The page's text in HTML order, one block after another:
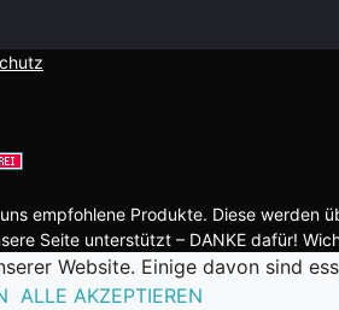
empfohlene Produkte. Diese
Seite unterstützt – DANKE dafür!
Website. Einige davon sind
ALLE AKZEPTIEREN